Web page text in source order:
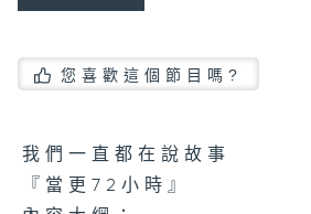
您喜歡這個節目嗎?
我們一直都在說故事
『當更72小時』